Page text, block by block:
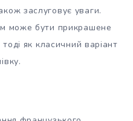
заслуговує уваги.
може бути прикрашене
як класичний варіант